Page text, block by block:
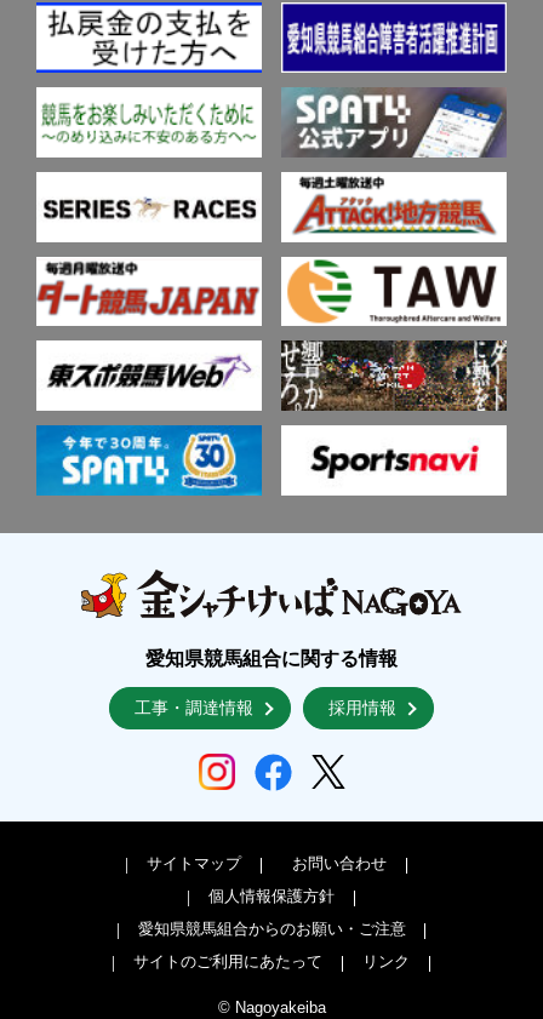
愛知県競馬組合に関する情報
工事・調達情報 採用情報
サイトマップ
お問い合わせ
個人情報保護方針
愛知県競馬組合からのお願い・ご注意
サイトのご利用にあたって
リンク
© Nagoyakeiba